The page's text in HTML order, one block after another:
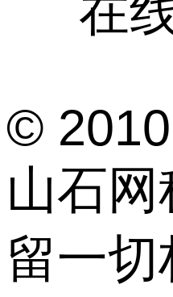
在
©
山石
留一切